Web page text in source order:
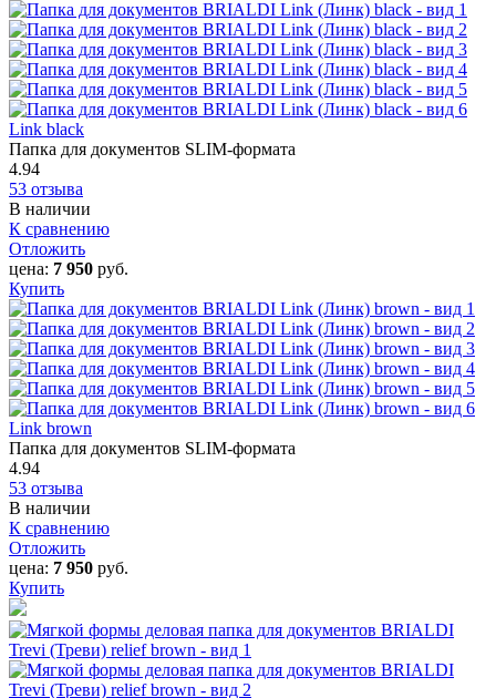
Link black
Папка для документов SLIM-формата
4.94
53 отзыва
В наличии
К сравнению
Отложить
цена: 7 950 руб.
Купить
Link brown
Папка для документов SLIM-формата
4.94
53 отзыва
В наличии
К сравнению
Отложить
цена: 7 950 руб.
Купить